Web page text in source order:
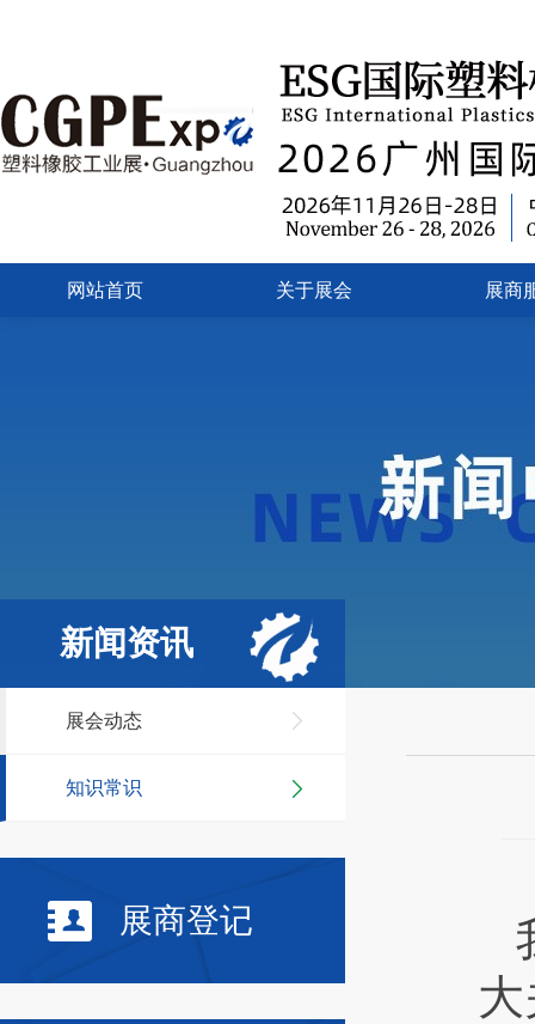
网站首页 关于展会 展商
新闻资讯
展会动态
知识常识
展商登记